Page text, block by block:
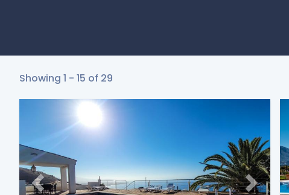
Showing 1 - 15 of 29
Previous Next